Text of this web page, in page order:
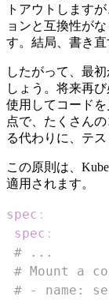
トアウトします
ョンと互換性が
す。結局、書き直
したがって、最
しょう。将来再
使用してコード
点で、たくさん
る代わりに、テ
この原則は、
適用されます。
spec :
spec :
# ...
# Mount a
# - name: